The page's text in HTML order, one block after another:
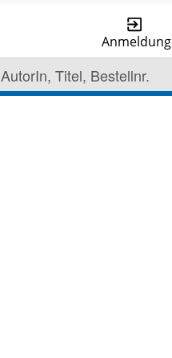
Anmeldung